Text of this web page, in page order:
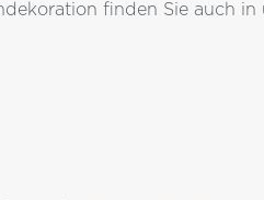
finden Sie auch in